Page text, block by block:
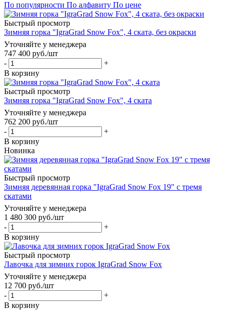
По популярности По алфавиту По цене
Быстрый просмотр
Зимняя горка "IgraGrad Snow Fox", 4 ската, без окраски
Уточняйте у менеджера
747 400 руб./шт
-
+
В корзину
Быстрый просмотр
Зимняя горка "IgraGrad Snow Fox", 4 ската
Уточняйте у менеджера
762 200 руб./шт
-
+
В корзину
Новинка
Быстрый просмотр
Зимняя деревянная горка "IgraGrad Snow Fox 19" с тремя
скатами
Уточняйте у менеджера
1 480 300 руб./шт
-
+
В корзину
Быстрый просмотр
Лавочка для зимних горок IgraGrad Snow Fox
Уточняйте у менеджера
12 700 руб./шт
-
+
В корзину